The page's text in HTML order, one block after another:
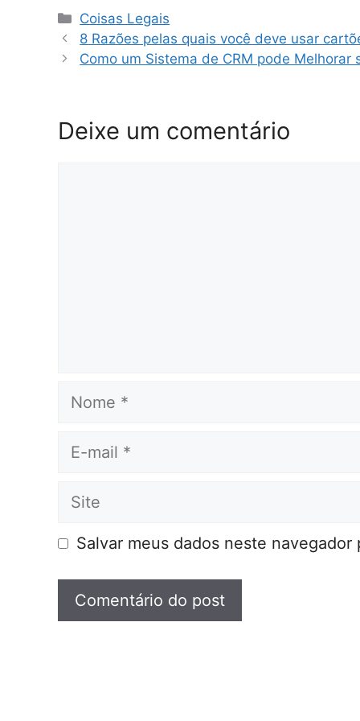
Categorias
Coisas Legais
8 Razões pelas quais você deve usar
Como um Sistema de CRM pode Melhorar
Deixe um comentário
Nome
E-
Site
Salvar meus dados neste